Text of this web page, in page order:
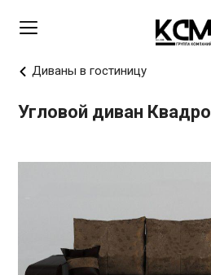
Диваны в гостиницу
Угловой диван Квадро